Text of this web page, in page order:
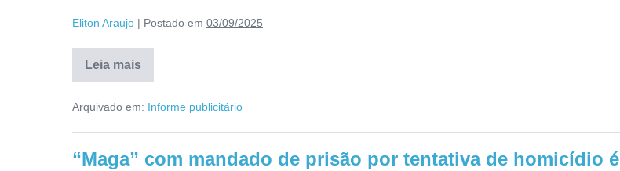
Eliton Araujo | Postado em 03/09/2025
Leia mais
Arquivado em: Informe publicitário
“Maga” com mandado de prisão por tentativa de homicídio é